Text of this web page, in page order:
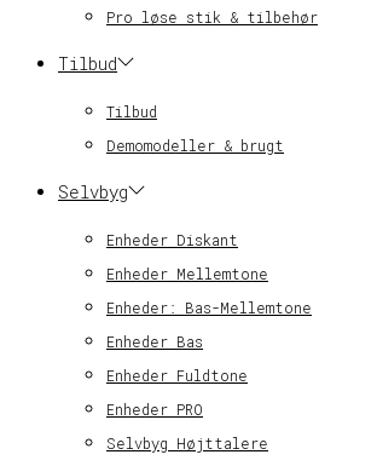
Pro løse stik & tilbehør
Tilbud
Tilbud
Demomodeller & brugt
Selvbyg
Enheder Diskant
Enheder Mellemtone
Enheder: Bas-Mellemtone
Enheder Bas
Enheder Fuldtone
Enheder PRO
Selvbyg Højttalere